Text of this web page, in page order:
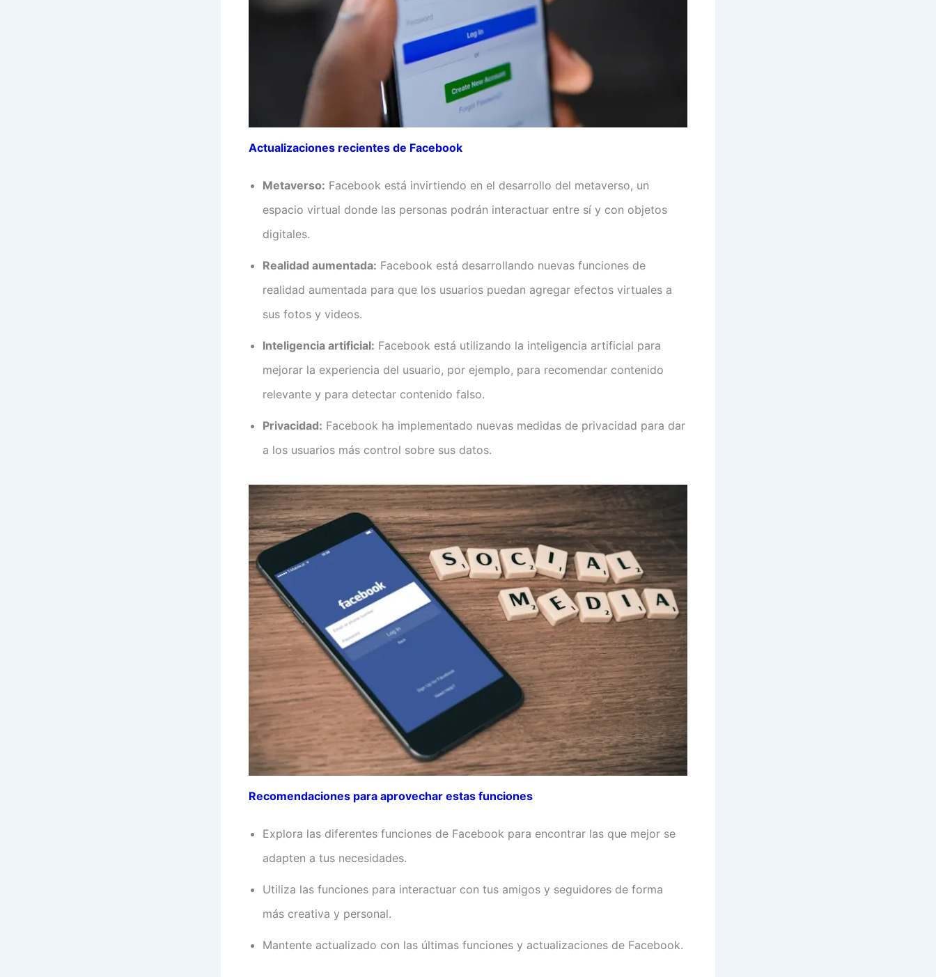
Actualizaciones recientes de Facebook
Metaverso: Facebook está invirtiendo en el desarrollo del metaverso, un
espacio virtual donde las personas podrán interactuar entre sí y con objetos
digitales.
Realidad aumentada: Facebook está desarrollando nuevas funciones de
realidad aumentada para que los usuarios puedan agregar efectos virtuales a
sus fotos y videos.
Inteligencia artificial: Facebook está utilizando la inteligencia artificial para
mejorar la experiencia del usuario, por ejemplo, para recomendar contenido
relevante y para detectar contenido falso.
Privacidad: Facebook ha implementado nuevas medidas de privacidad para dar
a los usuarios más control sobre sus datos.
Recomendaciones para aprovechar estas funciones
Explora las diferentes funciones de Facebook para encontrar las que mejor se
adapten a tus necesidades.
Utiliza las funciones para interactuar con tus amigos y seguidores de forma
más creativa y personal.
Mantente actualizado con las últimas funciones y actualizaciones de Facebook.